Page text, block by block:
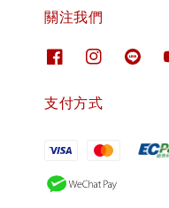
關注我們
支付方式